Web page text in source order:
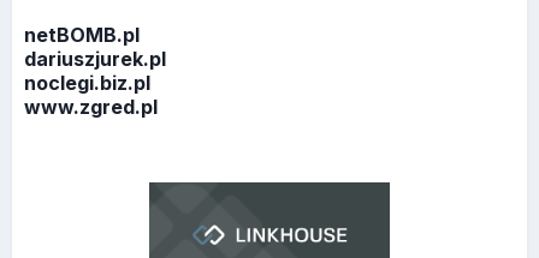
netBOMB.pl
dariuszjurek.pl
noclegi.biz.pl
www.zgred.pl